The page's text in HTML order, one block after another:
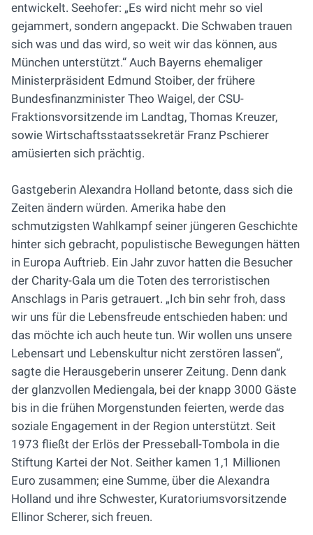
entwickelt. Seehofer: „Es wird nicht mehr so viel
gejammert, sondern angepackt. Die Schwaben trauen
sich was und das wird, so weit wir das können, aus
München unterstützt.“ Auch Bayerns ehemaliger
Ministerpräsident Edmund Stoiber, der frühere
Bundesfinanzminister Theo Waigel, der CSU-
Fraktionsvorsitzende im Landtag, Thomas Kreuzer,
sowie Wirtschaftsstaatssekretär Franz Pschierer
amüsierten sich prächtig.
Gastgeberin Alexandra Holland betonte, dass sich die
Zeiten ändern würden. Amerika habe den
schmutzigsten Wahlkampf seiner jüngeren Geschichte
hinter sich gebracht, populistische Bewegungen hätten
in Europa Auftrieb. Ein Jahr zuvor hatten die Besucher
der Charity-Gala um die Toten des terroristischen
Anschlags in Paris getrauert. „Ich bin sehr froh, dass
wir uns für die Lebensfreude entschieden haben: und
das möchte ich auch heute tun. Wir wollen uns unsere
Lebensart und Lebenskultur nicht zerstören lassen“,
sagte die Herausgeberin unserer Zeitung. Denn dank
der glanzvollen Mediengala, bei der knapp 3000 Gäste
bis in die frühen Morgenstunden feierten, werde das
soziale Engagement in der Region unterstützt. Seit
1973 fließt der Erlös der Presseball-Tombola in die
Stiftung Kartei der Not. Seither kamen 1,1 Millionen
Euro zusammen; eine Summe, über die Alexandra
Holland und ihre Schwester, Kuratoriumsvorsitzende
Ellinor Scherer, sich freuen.